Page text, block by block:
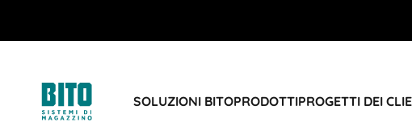
SOLUZIONI BITOPRODOTTIPROGETTI DEI